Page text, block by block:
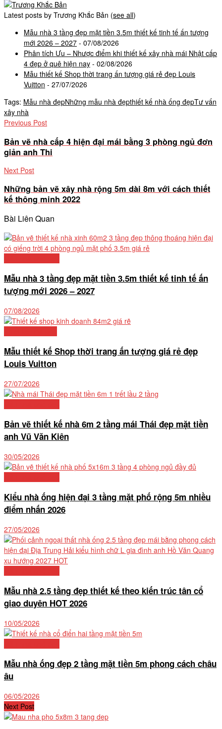
Latest posts by Trương Khắc Bản (see all)
Mẫu nhà 3 tầng đẹp mặt tiền 3.5m thiết kế tinh tế ấn tượng
mới 2026 – 2027 - 07/08/2026
Phân tích Ưu – Nhược điểm khi thiết kế xây nhà mái Nhật cấp
4 đẹp ở quê hiện nay - 02/08/2026
Mẫu thiết kế Shop thời trang ấn tượng giá rẻ đẹp Louis
Vuitton - 27/07/2026
Tags: Mẫu nhà đẹpNhững mẫu nhà đẹpthiết kế nhà ống đẹpTư vấn
xây nhà
Previous Post
Bản vẽ nhà cấp 4 hiện đại mái bằng 3 phòng ngủ đơn
giản anh Thi
Next Post
Những bản vẽ xây nhà rộng 5m dài 8m với cách thiết
kế thông minh 2022
Bài Liên Quan
Mẫu nhà 3 tầng đẹp mặt tiền 3.5m thiết kế tinh tế ấn
tượng mới 2026 – 2027
07/08/2026
Mẫu thiết kế Shop thời trang ấn tượng giá rẻ đẹp
Louis Vuitton
27/07/2026
Bản vẽ thiết kế nhà 6m 2 tầng mái Thái đẹp mặt tiền
anh Vũ Văn Kiên
30/05/2026
Kiểu nhà ống hiện đại 3 tầng mặt phố rộng 5m nhiều
điểm nhấn 2026
27/05/2026
Mẫu nhà 2.5 tầng đẹp thiết kế theo kiến trúc tân cổ
giao duyên HOT 2026
10/05/2026
Mẫu nhà ống đẹp 2 tầng mặt tiền 5m phong cách châu
âu
06/05/2026
Next Post